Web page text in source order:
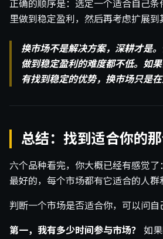
正确的顺序是：选定一个适合自己
里做到稳定盈利，然后再考虑扩展到
换市场不是解决方案，深耕才是。
做到稳定盈利的难度都不低。如
有找到稳定的优势，换市场只是在
总结：找到适合你的
六个品种看完，你大概已经有感觉
最好的，每个市场都有它适合的人群
判断一个市场是否适合你，可以问自
第一，我有多少时间参与市场？
如